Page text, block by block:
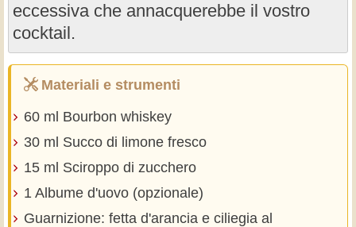
eccessiva che annacquerebbe il vostro
cocktail.
Materiali e strumenti
60 ml Bourbon whiskey
30 ml Succo di limone fresco
15 ml Sciroppo di zucchero
1 Albume d'uovo (opzionale)
Guarnizione: fetta d'arancia e ciliegia al